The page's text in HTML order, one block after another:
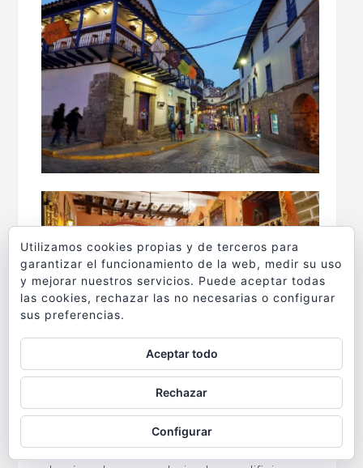
decidieron reconstruir Cuzco de una forma
más esplendorosa. Se levantaron más iglesias
Utilizamos cookies propias y de terceros para
garantizar el funcionamiento de la web, medir su uso
y mejorar nuestros servicios. Puede aceptar todas
las cookies, rechazar las no necesarias o configurar
sus preferencias.
Aceptar todo
Rechazar
Configurar